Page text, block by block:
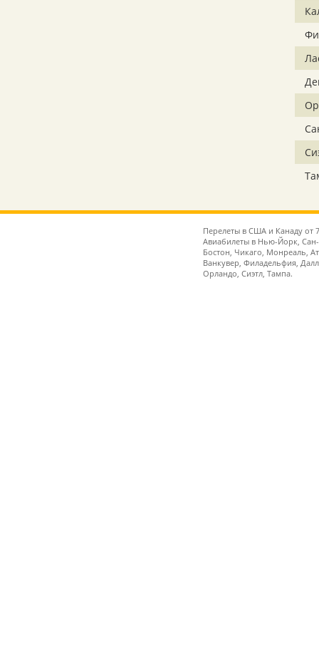
Перелеты в США и Канаду от
Авиабилеты в Нью-Йорк,
Бостон, Чикаго, Монреаль,
Ванкувер, Филадельфия,
Орландо, Сиэтл, Тампа.